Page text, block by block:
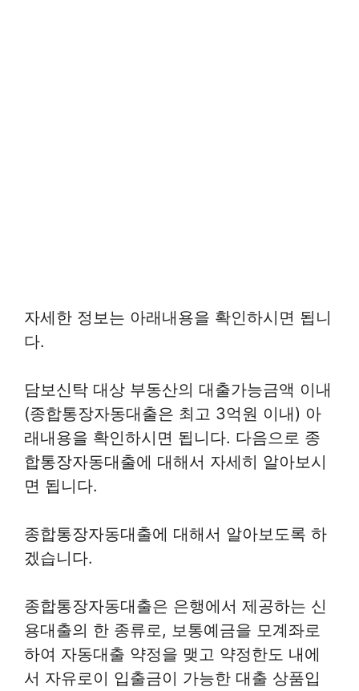
자세한 정보는 아래내용을 확인하시면 됩니
다.
담보신탁 대상 부동산의 대출가능금액 이내
(종합통장자동대출은 최고 3억원 이내) 아
래내용을 확인하시면 됩니다. 다음으로 종
합통장자동대출에 대해서 자세히 알아보시
면 됩니다.
종합통장자동대출에 대해서 알아보도록 하
겠습니다.
종합통장자동대출은 은행에서 제공하는 신
용대출의 한 종류로, 보통예금을 모계좌로
하여 자동대출 약정을 맺고 약정한도 내에
서 자유로이 입출금이 가능한 대출 상품입